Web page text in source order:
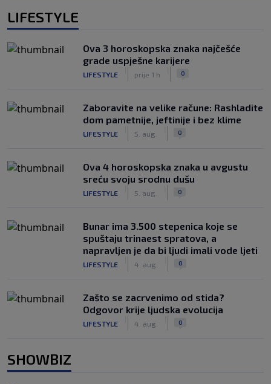
LIFESTYLE
Ova 3 horoskopska znaka najčešće
grade uspješne karijere
LIFESTYLE prije 1 h 0
Zaboravite na velike račune: Rashladite
dom pametnije, jeftinije i bez klime
LIFESTYLE 5. aug. 0
Ova 4 horoskopska znaka u avgustu
sreću svoju srodnu dušu
LIFESTYLE 5. aug. 0
Bunar imа 3.500 stepenica koje se
spuštaju trinaest spratova, a
napravljen je da bi ljudi imali vode ljeti
LIFESTYLE 4. aug. 0
Zašto se zacrvenimo od stida?
Odgovor krije ljudska evolucija
LIFESTYLE 4. aug. 0
SHOWBIZ